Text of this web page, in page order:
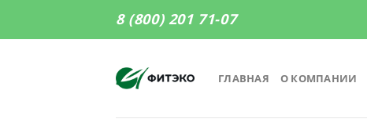
8 (800) 201 71-07
ГЛАВНАЯ О КОМПАНИИ